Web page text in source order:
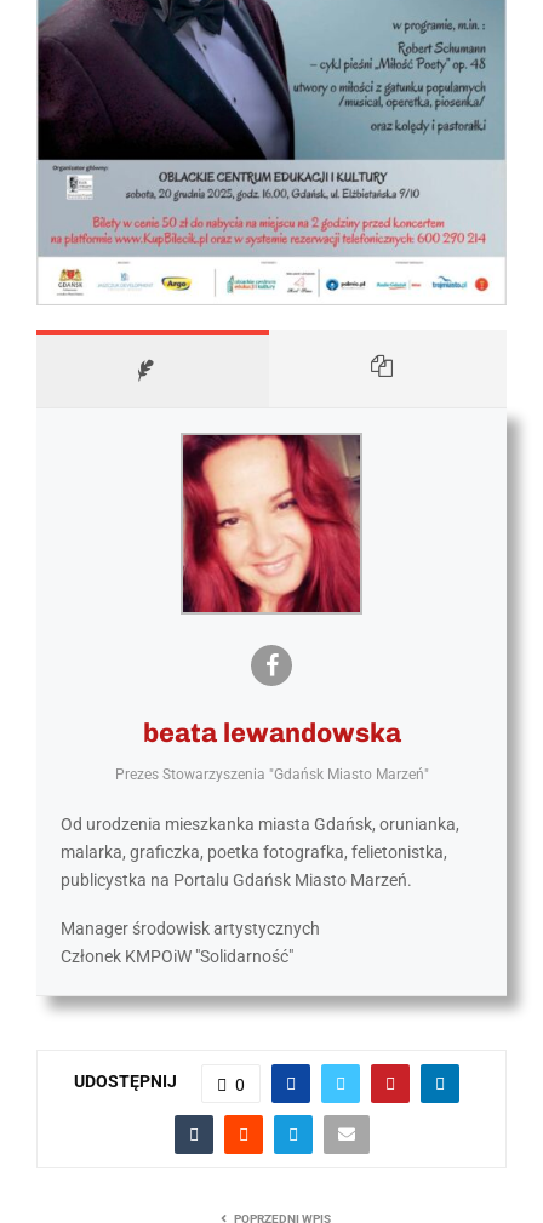
beata lewandowska
Prezes Stowarzyszenia "Gdańsk Miasto Marzeń"
Od urodzenia mieszkanka miasta Gdańsk, orunianka,
malarka, graficzka, poetka fotografka, felietonistka,
publicystka na Portalu Gdańsk Miasto Marzeń.
Manager środowisk artystycznych
Członek KMPOiW "Solidarność"
UDOSTĘPNIJ 0
POPRZEDNI WPIS